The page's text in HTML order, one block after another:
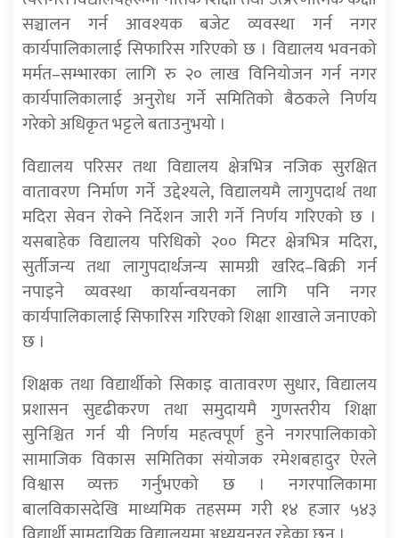
सञ्चालन गर्न आवश्यक बजेट व्यवस्था गर्न नगर
कार्यपालिकालाई सिफारिस गरिएको छ । विद्यालय भवनको
मर्मत–सम्भारका लागि रु २० लाख विनियोजन गर्न नगर
कार्यपालिकालाई अनुरोध गर्ने समितिको बैठकले निर्णय
गरेको अधिकृत भट्टले बताउनुभयो ।
विद्यालय परिसर तथा विद्यालय क्षेत्रभित्र नजिक सुरक्षित
वातावरण निर्माण गर्ने उद्देश्यले, विद्यालयमै लागुपदार्थ तथा
मदिरा सेवन रोक्ने निर्देशन जारी गर्ने निर्णय गरिएको छ ।
यसबाहेक विद्यालय परिधिको २०० मिटर क्षेत्रभित्र मदिरा,
सुर्तीजन्य तथा लागुपदार्थजन्य सामग्री खरिद–बिक्री गर्न
नपाइने व्यवस्था कार्यान्वयनका लागि पनि नगर
कार्यपालिकालाई सिफारिस गरिएको शिक्षा शाखाले जनाएको
छ ।
शिक्षक तथा विद्यार्थीको सिकाइ वातावरण सुधार, विद्यालय
प्रशासन सुदृढीकरण तथा समुदायमै गुणस्तरीय शिक्षा
सुनिश्चित गर्न यी निर्णय महत्वपूर्ण हुने नगरपालिकाको
सामाजिक विकास समितिका संयोजक रमेशबहादुर ऐरले
विश्वास व्यक्त गर्नुभएको छ । नगरपालिकामा
बालविकासदेखि माध्यमिक तहसम्म गरी १४ हजार ५४३